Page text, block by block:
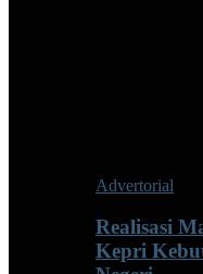
Advertorial
Realisasi
Kepri